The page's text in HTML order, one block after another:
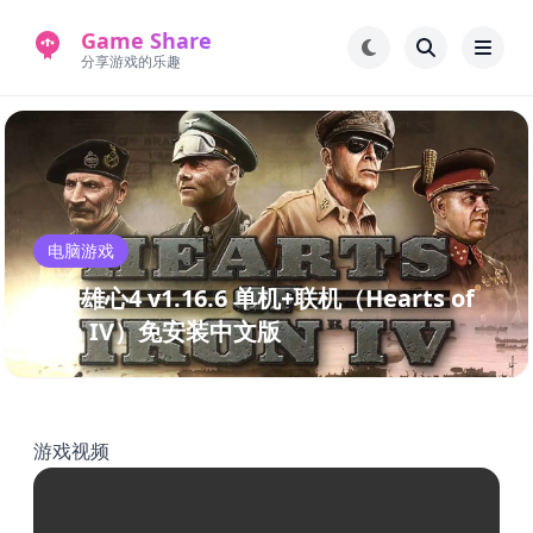
Game Share
分享游戏的乐趣
电脑游戏
手机游戏 常见问题解答
新版游戏站 永久地址
电脑游戏
钢铁雄心4 v1.16.6 单机+联机（Hearts of
Iron IV）免安装中文版
游戏视频